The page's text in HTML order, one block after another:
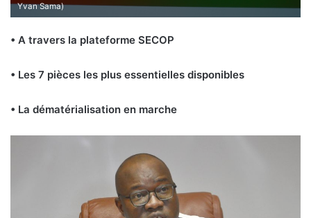
Yvan Sama)
• A travers la plateforme SECOP
• Les 7 pièces les plus essentielles disponibles
• La dématérialisation en marche